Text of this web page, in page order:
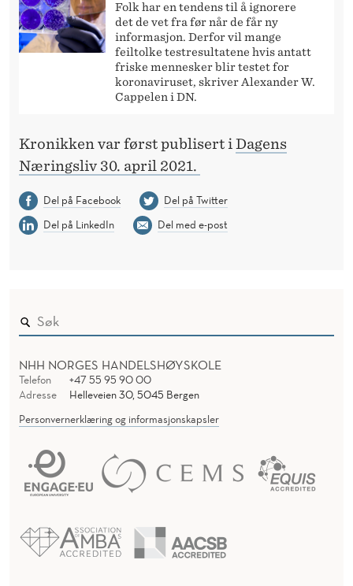
Folk har en tendens til å ignorere
det de vet fra før når de får ny
informasjon. Derfor vil mange
feiltolke testresultatene hvis antatt
friske mennesker blir testet for
koronaviruset, skriver Alexander W.
Cappelen i DN.
Kronikken var først publisert i Dagens
Næringsliv 30. april 2021.
Del på Facebook
Del på Twitter
Del på LinkedIn
Del med e-post
NHH NORGES HANDELSHØYSKOLE
Telefon
+47 55 95 90 00
Adresse
Helleveien 30, 5045 Bergen
Personvernerklæring og informasjonskapsler